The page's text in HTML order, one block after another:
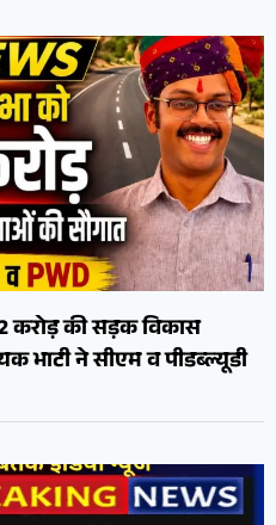
करोड़ की सड़क विकास
भाटी ने सीएम व पीडब्ल्यूडी